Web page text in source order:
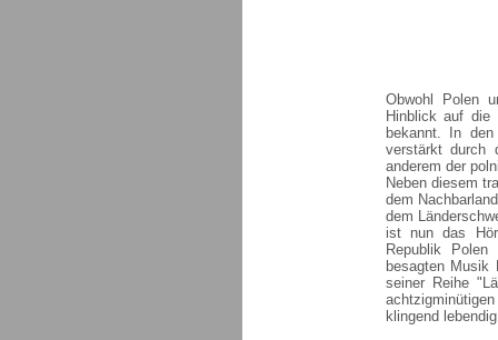
Obwohl Polen
Hinblick auf die
bekannt. In
verstärkt durch
anderem der
Neben diesem
dem
dem
ist nun das
Republik
besagten Musik
seiner Reihe
klingend